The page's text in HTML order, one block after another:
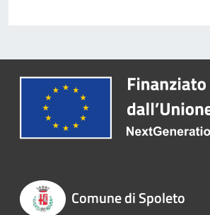
Comune di Spoleto